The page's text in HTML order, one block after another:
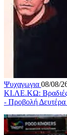
Ψυχαγωγια 08/08/
ΚΙ.ΛΕ.ΚΩ: Βραδιές
- Προβολή